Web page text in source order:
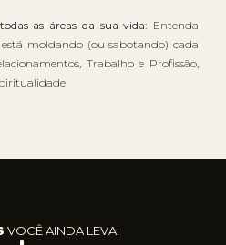
as áreas da sua vida: Entenda
moldando (ou sabotando) cada
Trabalho e Profissão,
VOCÊ AINDA LEVA: